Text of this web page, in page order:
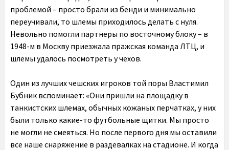
проблемой – просто брали из бенди и минимально
переучивали, то шлемы приходилось делать с нуля.
Невольно помогли партнеры по восточному блоку – в
1948-м в Москву приезжала пражская команда ЛТЦ, и
шлемы удалось посмотреть у чехов.
Один из лучших чешских игроков той поры Властимил
Бубник вспоминает: «Они пришли на площадку в
танкистских шлемах, обычных кожаных перчатках, у них
были только какие-то футбольные щитки. Мы просто
не могли не смеяться. Но после первого дня мы оставили
все наше снаряжение в раздевалках на стадионе. И когда